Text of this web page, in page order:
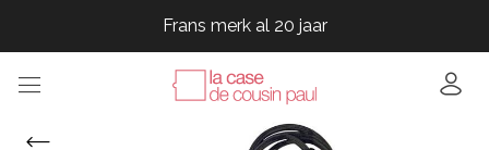
Frans merk al 20 jaar
Frans merk al 20 jaar
Frans merk al 20 jaar